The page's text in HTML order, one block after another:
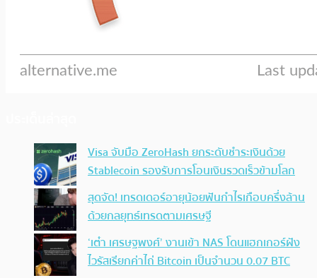
Visa จับมือ ZeroHash ยกระดับชำระเงินด้วย
Stablecoin รองรับการโอนเงินรวดเร็วข้ามโลก
สุดจัด! เทรดเดอร์อายุน้อยฟันกำไรเกือบครึ่งล้าน
ด้วยกลยุทธ์เทรดตามเศรษฐี
‘เต๋า เศรษฐพงศ์’ งานเข้า NAS โดนแฮกเกอร์ฝัง
ไวรัสเรียกค่าไถ่ Bitcoin เป็นจำนวน 0.07 BTC